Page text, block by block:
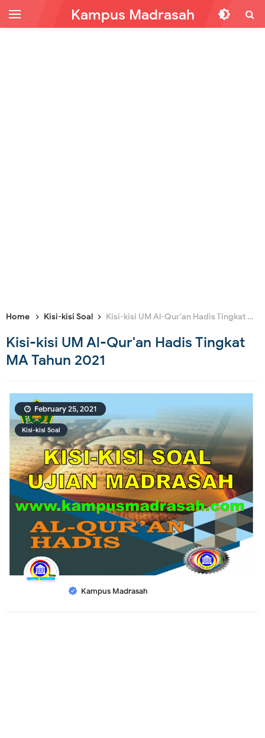
Kampus Madrasah
Home Kisi-kisi Soal Kisi-kisi UM Al-Qur'an Hadis Tingkat MA Tahun 2021
Kisi-kisi UM Al-Qur'an Hadis Tingkat
MA Tahun 2021
Kisi-kisi Soal
Kampus Madrasah
February 25, 2021